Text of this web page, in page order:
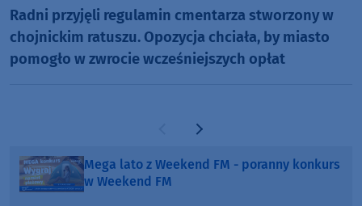
Radni przyjęli regulamin cmentarza stworzony w
chojnickim ratuszu. Opozycja chciała, by miasto
pomogło w zwrocie wcześniejszych opłat
Poprzednia strona
Następna strona
Mega lato z Weekend FM - poranny konkurs
w Weekend FM